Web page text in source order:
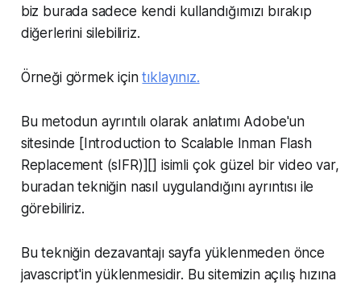
biz burada sadece kendi kullandığımızı bırakıp
diğerlerini silebiliriz.
Örneği görmek içintıklayınız.
Bu metodun ayrıntılı olarak anlatımı Adobe'un
sitesinde [Introduction to Scalable Inman Flash
Replacement (sIFR)][] isimli çok güzel bir video var,
buradan tekniğin nasıl uygulandığını ayrıntısı ile
görebiliriz.
Bu tekniğin dezavantajı sayfa yüklenmeden önce
javascript'in yüklenmesidir. Bu sitemizin açılış hızına